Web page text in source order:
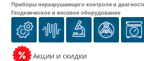
Приборы неразрушающего контроля и
Геодезическое и весовое оборудование
Акции и скидки